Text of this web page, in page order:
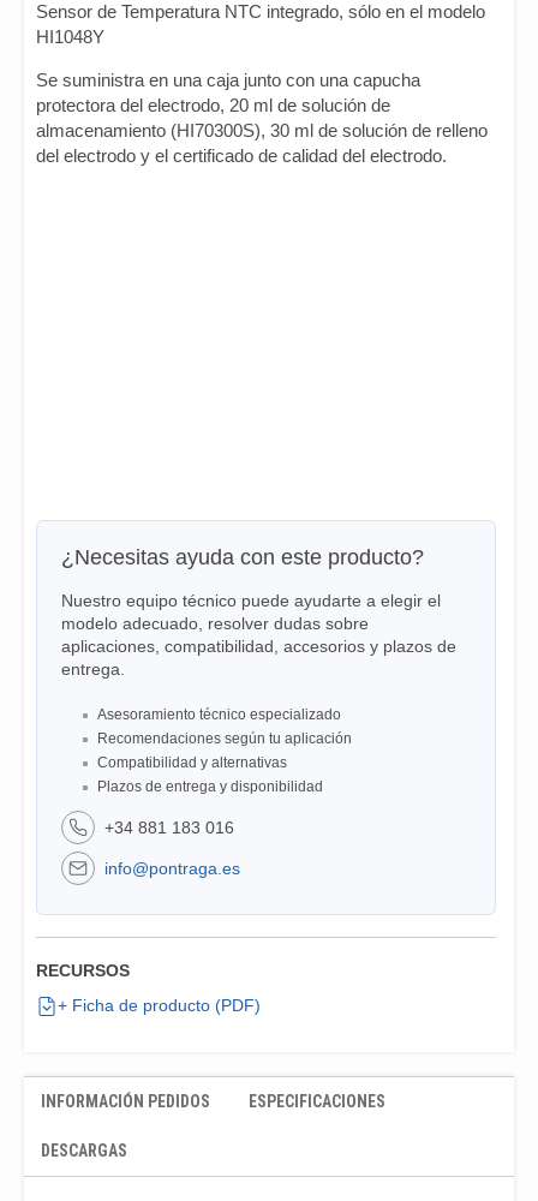
Sensor de Temperatura NTC integrado, sólo en el modelo
HI1048Y
Se suministra en una caja junto con una capucha
protectora del electrodo, 20 ml de solución de
almacenamiento (HI70300S), 30 ml de solución de relleno
del electrodo y el certificado de calidad del electrodo.
¿Necesitas ayuda con este producto?
Nuestro equipo técnico puede ayudarte a elegir el
modelo adecuado, resolver dudas sobre
aplicaciones, compatibilidad, accesorios y plazos de
entrega.
Asesoramiento técnico especializado
Recomendaciones según tu aplicación
Compatibilidad y alternativas
Plazos de entrega y disponibilidad
+34 881 183 016
info@pontraga.es
RECURSOS
+ Ficha de producto (PDF)
INFORMACIÓN PEDIDOS ESPECIFICACIONES
DESCARGAS